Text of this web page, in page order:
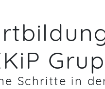
Schritte in